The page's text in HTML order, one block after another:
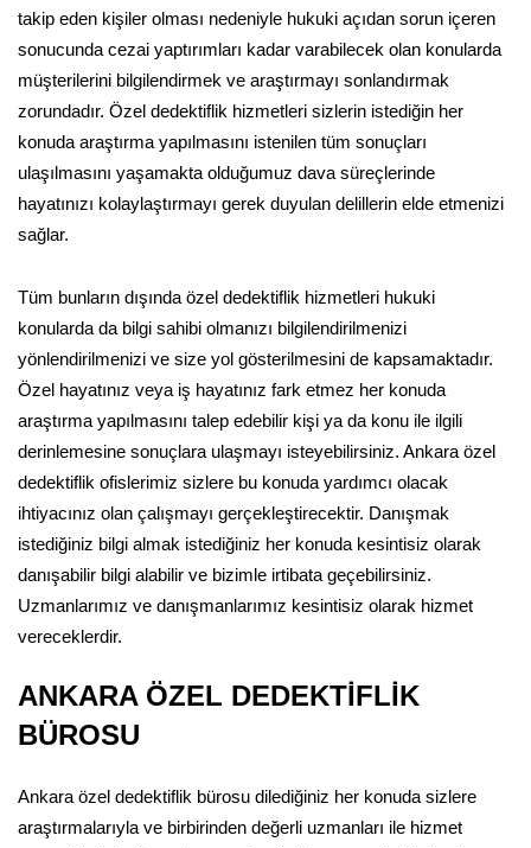
takip eden kişiler olması nedeniyle hukuki açıdan sorun içeren
sonucunda cezai yaptırımları kadar varabilecek olan konularda
müşterilerini bilgilendirmek ve araştırmayı sonlandırmak
zorundadır. Özel dedektiflik hizmetleri sizlerin istediğin her
konuda araştırma yapılmasını istenilen tüm sonuçları
ulaşılmasını yaşamakta olduğumuz dava süreçlerinde
hayatınızı kolaylaştırmayı gerek duyulan delillerin elde etmenizi
sağlar.
Tüm bunların dışında özel dedektiflik hizmetleri hukuki
konularda da bilgi sahibi olmanızı bilgilendirilmenizi
yönlendirilmenizi ve size yol gösterilmesini de kapsamaktadır.
Özel hayatınız veya iş hayatınız fark etmez her konuda
araştırma yapılmasını talep edebilir kişi ya da konu ile ilgili
derinlemesine sonuçlara ulaşmayı isteyebilirsiniz. Ankara özel
dedektiflik ofislerimiz sizlere bu konuda yardımcı olacak
ihtiyacınız olan çalışmayı gerçekleştirecektir. Danışmak
istediğiniz bilgi almak istediğiniz her konuda kesintisiz olarak
danışabilir bilgi alabilir ve bizimle irtibata geçebilirsiniz.
Uzmanlarımız ve danışmanlarımız kesintisiz olarak hizmet
vereceklerdir.
ANKARA ÖZEL DEDEKTİFLİK
BÜROSU
Ankara özel dedektiflik bürosu dilediğiniz her konuda sizlere
araştırmalarıyla ve birbirinden değerli uzmanları ile hizmet